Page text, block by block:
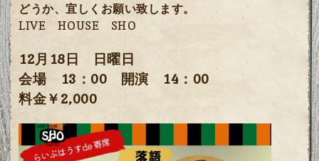
どうか、宜しくお願い致します。
LIVE HOUSE SHO
12月18日 日曜日
会場 13：00 開演 14：00
料金￥2,000